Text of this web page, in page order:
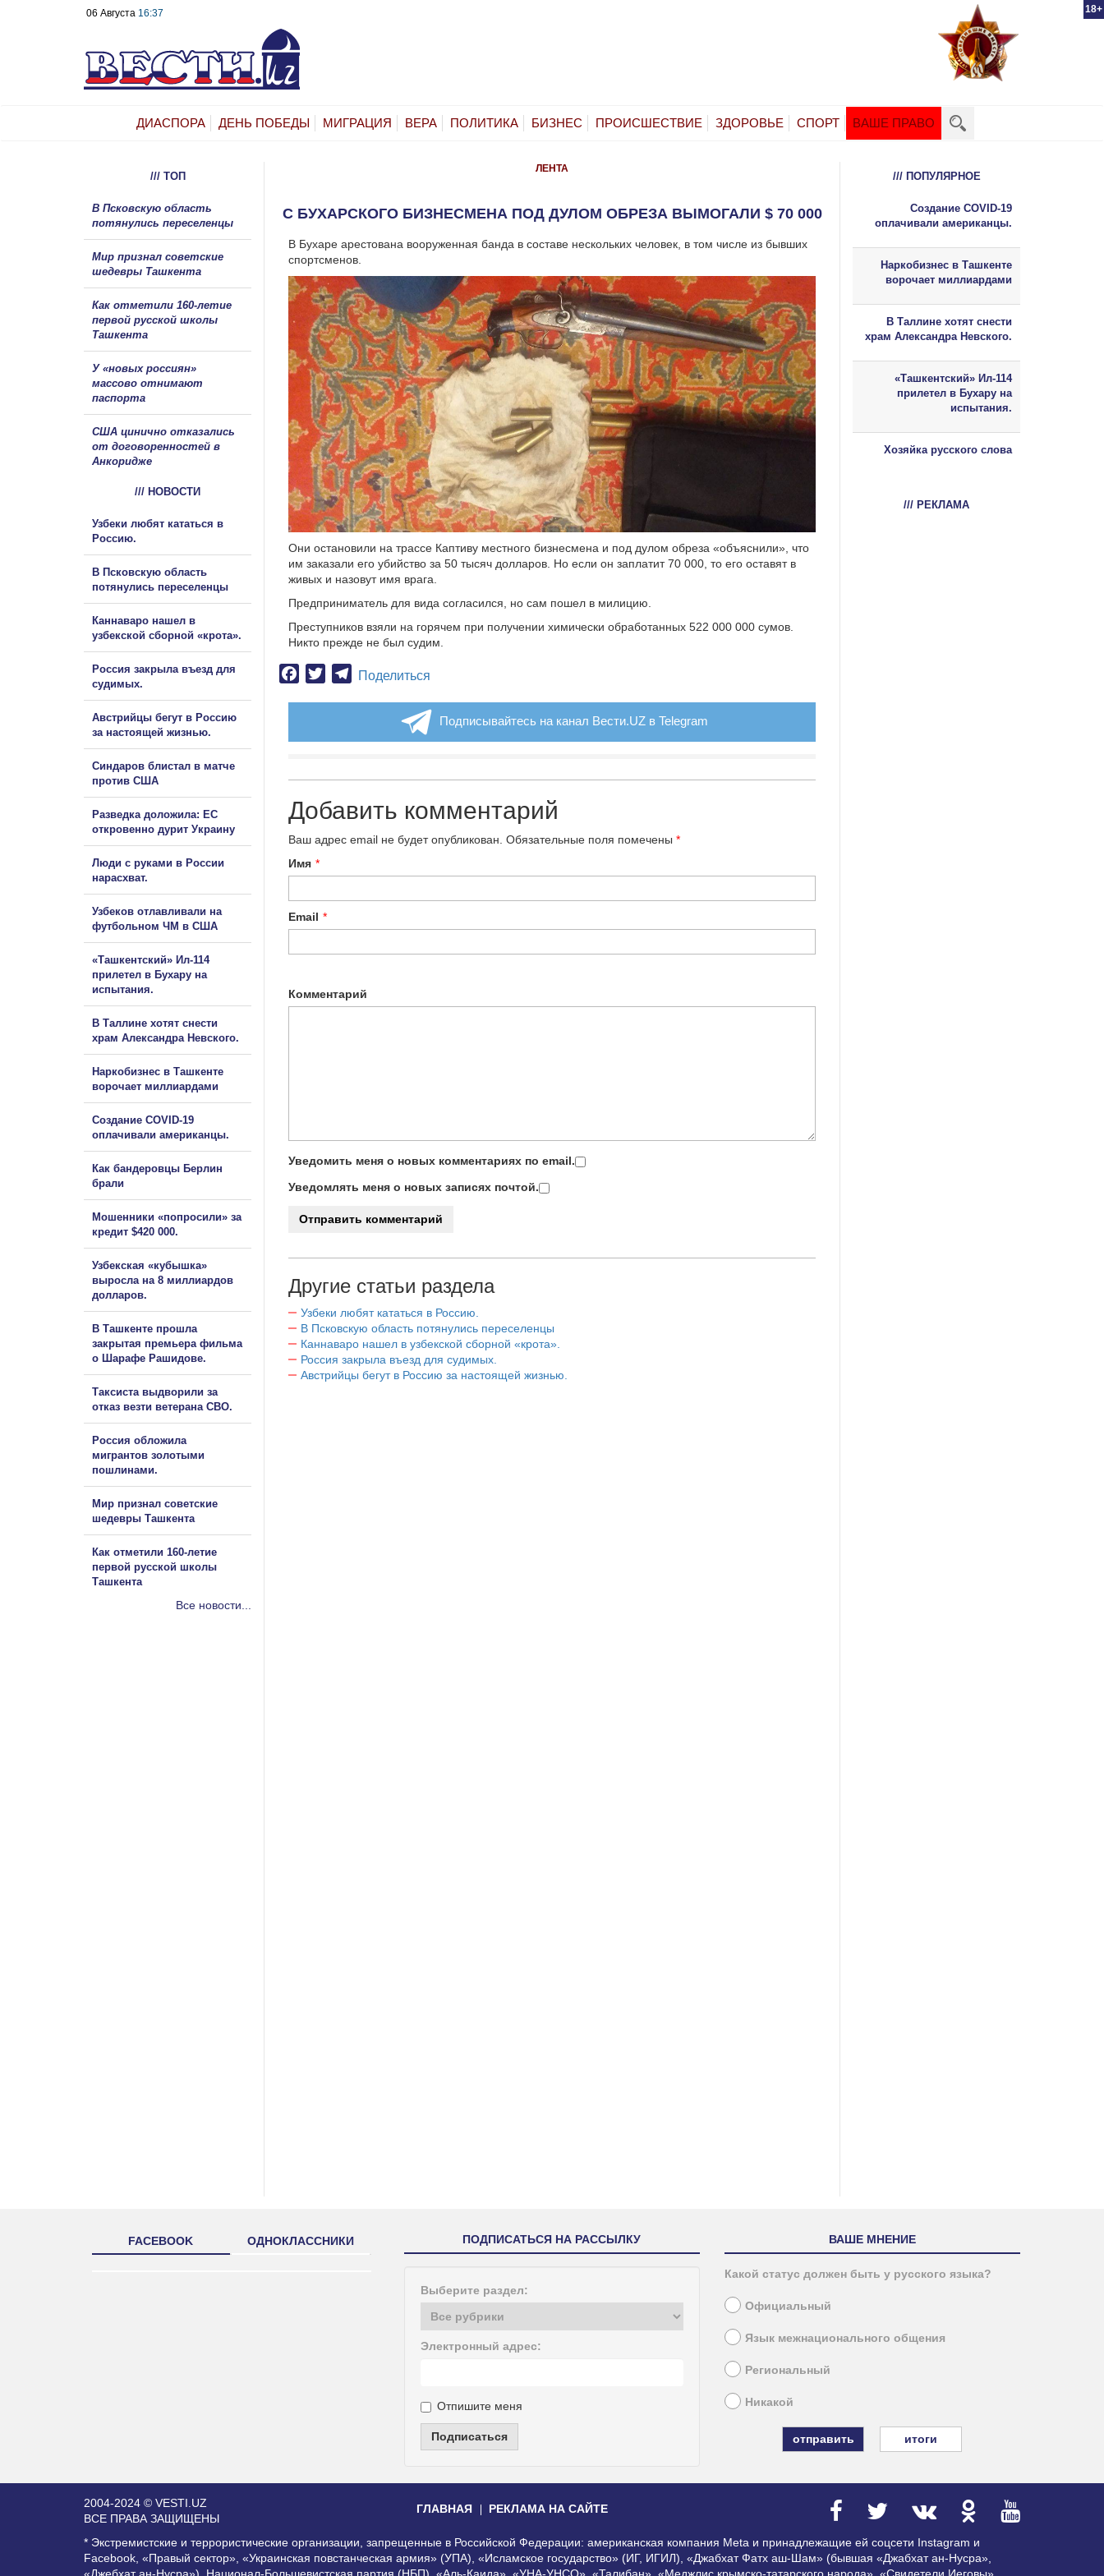
18+
06 Августа 16:37
ДИАСПОРА ДЕНЬ ПОБЕДЫ МИГРАЦИЯ ВЕРА ПОЛИТИКА БИЗНЕС ПРОИСШЕСТВИЕ ЗДОРОВЬЕ СПОРТ ВАШЕ ПРАВО
ЛЕНТА
C БУХАРСКОГО БИЗНЕСМЕНА ПОД ДУЛОМ ОБРЕЗА ВЫМОГАЛИ $ 70 000
В Бухаре арестована вооруженная банда в составе нескольких человек, в том числе из бывших
спортсменов.
Они остановили на трассе Каптиву местного бизнесмена и под дулом обреза «объяснили», что
им заказали его убийство за 50 тысяч долларов. Но если он заплатит 70 000, то его оставят в
живых и назовут имя врага.
Предприниматель для вида согласился, но сам пошел в милицию.
Преступников взяли на горячем при получении химически обработанных 522 000 000 сумов.
Никто прежде не был судим.
Facebook
TwitterTelegram
Поделиться
Подписывайтесь на канал Вести.UZ в Telegram
Добавить комментарий
Ваш адрес email не будет опубликован. Обязательные поля помечены *
Имя *
Email *
Комментарий
Уведомить меня о новых комментариях по email.
Уведомлять меня о новых записях почтой.
Другие статьи раздела
Узбеки любят кататься в Россию.
В Псковскую область потянулись переселенцы
Каннаваро нашел в узбекской сборной «крота».
Россия закрыла въезд для судимых.
Австрийцы бегут в Россию за настоящей жизнью.
/// ТОП
В Псковскую область
потянулись переселенцы
Мир признал советские
шедевры Ташкента
Как отметили 160-летие
первой русской школы
Ташкента
У «новых россиян»
массово отнимают
паспорта
США цинично отказались
от договоренностей в
Анкоридже
/// НОВОСТИ
Узбеки любят кататься в
Россию.
В Псковскую область
потянулись переселенцы
Каннаваро нашел в
узбекской сборной «крота».
Россия закрыла въезд для
судимых.
Австрийцы бегут в Россию
за настоящей жизнью.
Синдаров блистал в матче
против США
Разведка доложила: ЕС
откровенно дурит Украину
Люди с руками в России
нарасхват.
Узбеков отлавливали на
футбольном ЧМ в США
«Ташкентский» Ил-114
прилетел в Бухару на
испытания.
В Таллине хотят снести
храм Александра Невского.
Наркобизнес в Ташкенте
ворочает миллиардами
Создание COVID-19
оплачивали американцы.
Как бандеровцы Берлин
брали
Мошенники «попросили» за
кредит $420 000.
Узбекская «кубышка»
выросла на 8 миллиардов
долларов.
В Ташкенте прошла
закрытая премьера фильма
о Шарафе Рашидове.
Таксиста выдворили за
отказ везти ветерана СВО.
Россия обложила
мигрантов золотыми
пошлинами.
Мир признал советские
шедевры Ташкента
Как отметили 160-летие
первой русской школы
Ташкента
Все новости...
/// ПОПУЛЯРНОЕ
Создание COVID-19
оплачивали американцы.
Наркобизнес в Ташкенте
ворочает миллиардами
В Таллине хотят снести
храм Александра Невского.
«Ташкентский» Ил-114
прилетел в Бухару на
испытания.
Хозяйка русского слова
/// РЕКЛАМА
FACEBOOK ОДНОКЛАССНИКИ ПОДПИСАТЬСЯ НА РАССЫЛКУ
Выберите раздел:
Электронный адрес:
Отпишите меня
Подписаться
ВАШЕ МНЕНИЕ
Какой статус должен быть у русского языка?
Официальный
Язык межнационального общения
Региональный
Никакой
итоги
2004-2024 © VESTI.UZ
ВСЕ ПРАВА ЗАЩИЩЕНЫ
ГЛАВНАЯ РЕКЛАМА НА САЙТЕ
* Экстремистские и террористические организации, запрещенные в Российской Федерации: американская компания Meta и принадлежащие ей соцсети Instagram и
Facebook, «Правый сектор», «Украинская повстанческая армия» (УПА), «Исламское государство» (ИГ, ИГИЛ), «Джабхат Фатх аш-Шам» (бывшая «Джабхат ан-Нусра»,
«Джебхат ан-Нусра»), Национал-Большевистская партия (НБП), «Аль-Каида», «УНА-УНСО», «Талибан», «Меджлис крымско-татарского народа», «Свидетели Иеговы»,